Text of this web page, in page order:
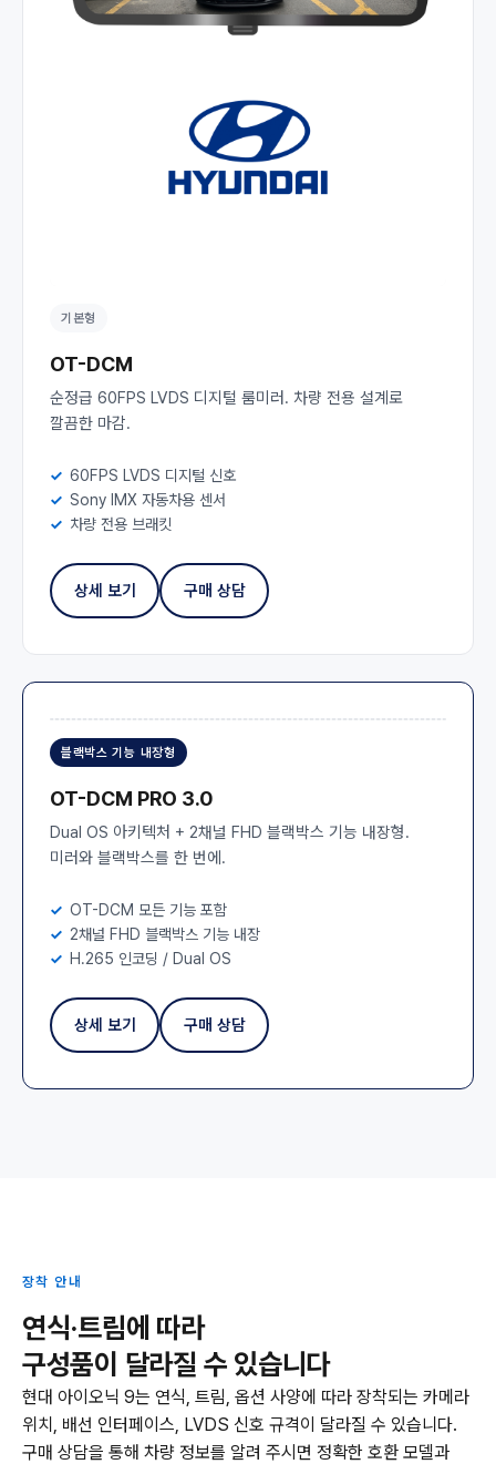
기본형
OT-DCM
순정급 60FPS LVDS 디지털 룸미러. 차량 전용 설계로
깔끔한 마감.
60FPS LVDS 디지털 신호
Sony IMX 자동차용 센서
차량 전용 브래킷
상세 보기 구매 상담
블랙박스 기능 내장형
OT-DCM PRO 3.0
Dual OS 아키텍처 + 2채널 FHD 블랙박스 기능 내장형.
미러와 블랙박스를 한 번에.
OT-DCM 모든 기능 포함
2채널 FHD 블랙박스 기능 내장
H.265 인코딩 / Dual OS
상세 보기 구매 상담
장착 안내
연식·트림에 따라
구성품이 달라질 수 있습니다
현대 아이오닉 9는 연식, 트림, 옵션 사양에 따라 장착되는 카메라
위치, 배선 인터페이스, LVDS 신호 규격이 달라질 수 있습니다.
구매 상담을 통해 차량 정보를 알려 주시면 정확한 호환 모델과